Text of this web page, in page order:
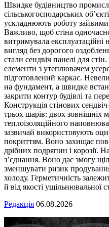
Швидке будівництво
сільськогосподарських
ускладнюють роботу
Важливо, щоб стіна
витримувала
вигляд без дорогого
стали сендвіч панелі для
елементи з утеплювачем
підготовлений каркас.
на фундамент, а швидке
закрити контур будівлі та
Конструкція стінових
трьох шарів: двох зовнішніх
теплоізоляційного
зазвичай використовують
покриттям. Воно захищає
дрібних подряпин і корозії.
з’єднання. Воно дає змогу
зменшувати ризик
холоду. Герметичність
й від якості ущільнювальної
Редакція 06.08.2026